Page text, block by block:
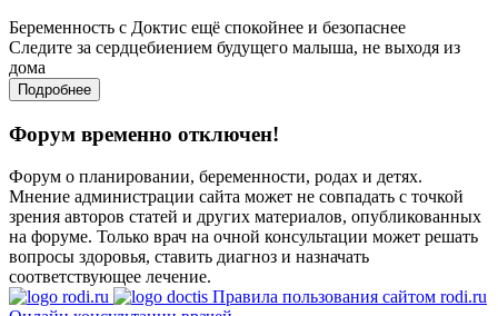
Беременность с Доктис ещё спокойнее и безопаснее
Следите за сердцебиением будущего малыша, не выходя из
дома
Подробнее
Форум временно отключен!
Форум о планировании, беременности, родах и детях.
Мнение администрации сайта может не совпадать с точкой
зрения авторов статей и других материалов, опубликованных
на форуме. Только врач на очной консультации может решать
вопросы здоровья, ставить диагноз и назначать
соответствующее лечение.
Правила пользования сайтом rodi.ru